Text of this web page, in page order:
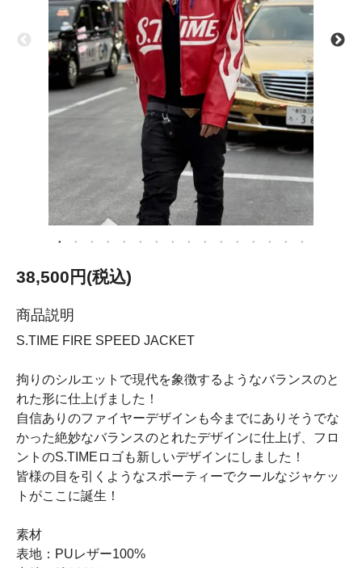
38,500円(税込)
商品説明
S.TIME FIRE SPEED JACKET
拘りのシルエットで現代を象徴するようなバランスのと
れた形に仕上げました！
自信ありのファイヤーデザインも今までにありそうでな
かった絶妙なバランスのとれたデザインに仕上げ、フロ
ントのS.TIMEロゴも新しいデザインにしました！
皆様の目を引くようなスポーティーでクールなジャケッ
トがここに誕生！
素材
表地：PUレザー100%